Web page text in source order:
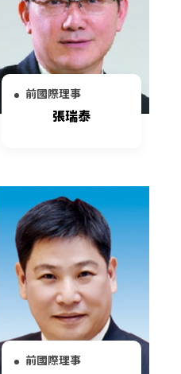
前國際理事
張瑞泰
前國際理事